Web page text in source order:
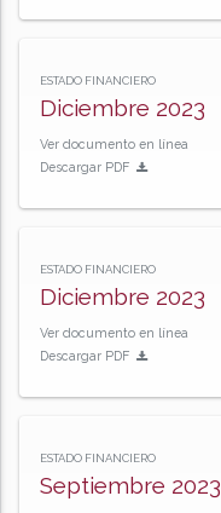
ESTADO FINANCIERO
Diciembre 2023
Ver documento en línea
Descargar PDF
ESTADO FINANCIERO
Diciembre 2023
Ver documento en línea
Descargar PDF
ESTADO FINANCIERO
Septiembre 2023